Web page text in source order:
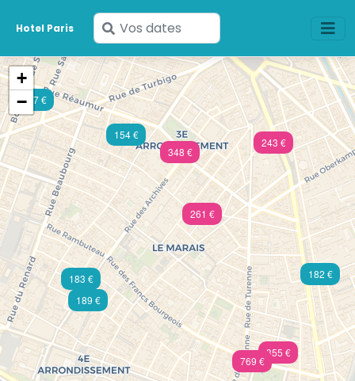
Hotel Paris
Saisissez
vos
dates
348 €
243 €
261 €
855 €
769 €
154 €
183 €
237 €
189 €
182 €
+
−